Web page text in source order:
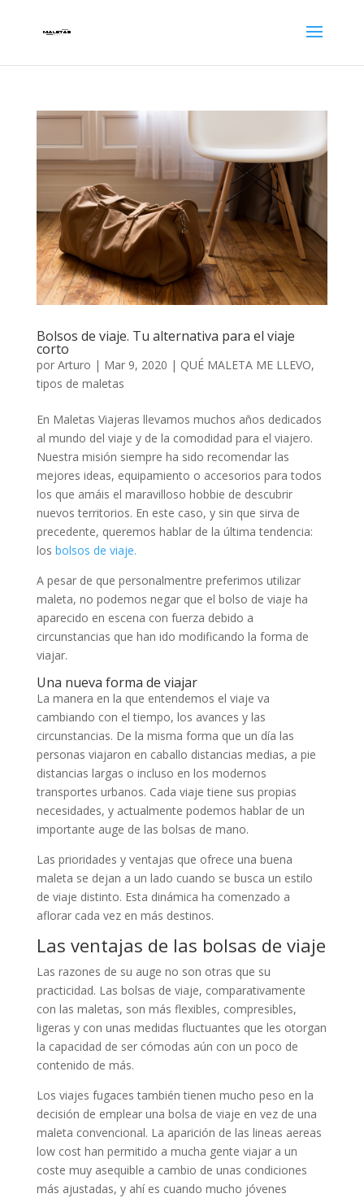
Bolsos de viaje. Tu alternativa para el viaje
corto
por Arturo | Mar 9, 2020 | QUÉ MALETA ME LLEVO,
tipos de maletas
En Maletas Viajeras llevamos muchos años dedicados
al mundo del viaje y de la comodidad para el viajero.
Nuestra misión siempre ha sido recomendar las
mejores ideas, equipamiento o accesorios para todos
los que amáis el maravilloso hobbie de descubrir
nuevos territorios. En este caso, y sin que sirva de
precedente, queremos hablar de la última tendencia:
los bolsos de viaje.
A pesar de que personalmentre preferimos utilizar
maleta, no podemos negar que el bolso de viaje ha
aparecido en escena con fuerza debido a
circunstancias que han ido modificando la forma de
viajar.
Una nueva forma de viajar
La manera en la que entendemos el viaje va
cambiando con el tiempo, los avances y las
circunstancias. De la misma forma que un día las
personas viajaron en caballo distancias medias, a pie
distancias largas o incluso en los modernos
transportes urbanos. Cada viaje tiene sus propias
necesidades, y actualmente podemos hablar de un
importante auge de las bolsas de mano.
Las prioridades y ventajas que ofrece una buena
maleta se dejan a un lado cuando se busca un estilo
de viaje distinto. Esta dinámica ha comenzado a
aflorar cada vez en más destinos.
Las ventajas de las bolsas de viaje
Las razones de su auge no son otras que su
practicidad. Las bolsas de viaje, comparativamente
con las maletas, son más flexibles, compresibles,
ligeras y con unas medidas fluctuantes que les otorgan
la capacidad de ser cómodas aún con un poco de
contenido de más.
Los viajes fugaces también tienen mucho peso en la
decisión de emplear una bolsa de viaje en vez de una
maleta convencional. La aparición de las lineas aereas
low cost han permitido a mucha gente viajar a un
coste muy asequible a cambio de unas condiciones
más ajustadas, y ahí es cuando mucho jóvenes